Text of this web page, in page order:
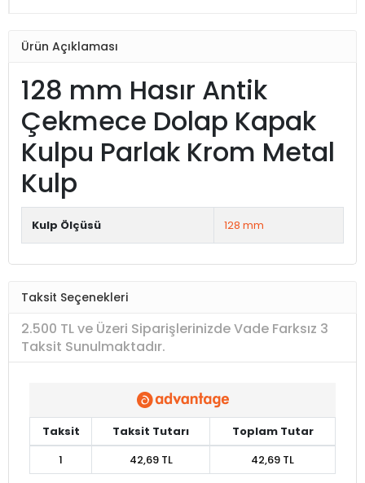
Ürün Açıklaması
128 mm Hasır Antik
Çekmece Dolap Kapak
Kulpu Parlak Krom Metal
Kulp
Kulp Ölçüsü 128 mm
Taksit Seçenekleri
2.500 TL ve Üzeri Siparişlerinizde Vade Farksız 3
Taksit Sunulmaktadır.
Taksit Taksit Tutarı
Toplam Tutar
1
42,69 TL 42,69 TL